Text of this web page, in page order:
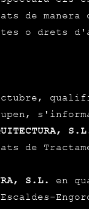
de manera
o drets
de
S.L.
en